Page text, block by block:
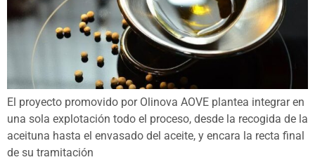
El proyecto promovido por Olinova AOVE plantea integrar en
una sola explotación todo el proceso, desde la recogida de la
aceituna hasta el envasado del aceite, y encara la recta final
de su tramitación